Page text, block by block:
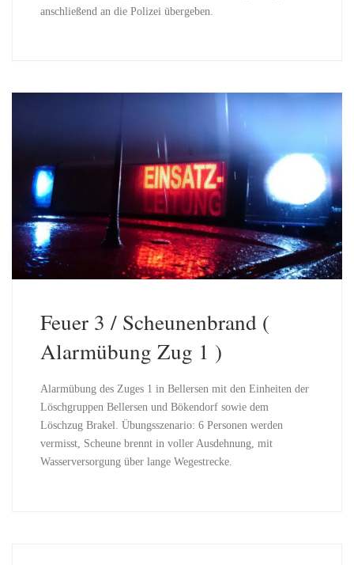
anschließend an die Polizei übergeben.
Feuer 3 / Scheunenbrand (
Alarmübung Zug 1 )
Alarmübung des Zuges 1 in Bellersen mit den Einheiten der
Löschgruppen Bellersen und Bökendorf sowie dem
Löschzug Brakel. Übungsszenario: 6 Personen werden
vermisst, Scheune brennt in voller Ausdehnung, mit
Wasserversorgung über lange Wegestrecke.